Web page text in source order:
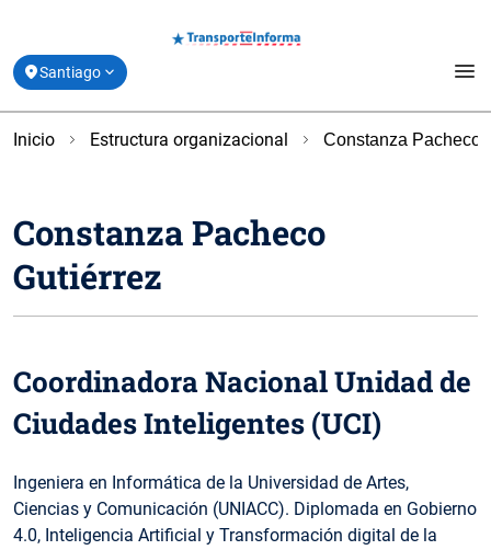
Santiago menu
Estado de Movilidad y Vías Reversibles
Derribando Mitos
location_onValparaíso
location_onBiobío
Inicio Estructura organizacional Constanza Pacheco
Constanza Pacheco
Gutiérrez
Coordinadora Nacional Unidad de
Ciudades Inteligentes (UCI)
Ingeniera en Informática de la Universidad de Artes,
Ciencias y Comunicación (UNIACC). Diplomada en Gobierno
4.0, Inteligencia Artificial y Transformación digital de la